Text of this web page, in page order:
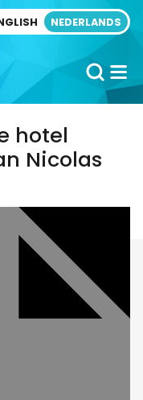
NEDERLANDS
hotel
Nicolas